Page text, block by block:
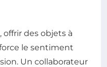
offrir des objets à
le sentiment
Un collaborateur